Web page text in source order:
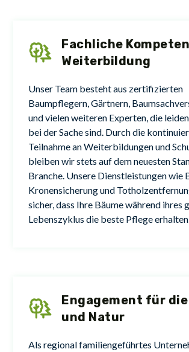
Fachliche
Weiterbildung
Unser Team besteht aus zertifizierten
Baumpflegern, Gärtnern,
und vielen weiteren Experten, die
bei der Sache sind. Durch die
Teilnahme an Weiterbildungen und
bleiben wir stets auf dem neuesten
Branche. Unsere Dienstleistungen wie
Kronensicherung und
sicher, dass Ihre Bäume während ihres
Lebenszyklus die beste Pflege erhalten.
Engagement für die
und Natur
Als regional familiengeführtes